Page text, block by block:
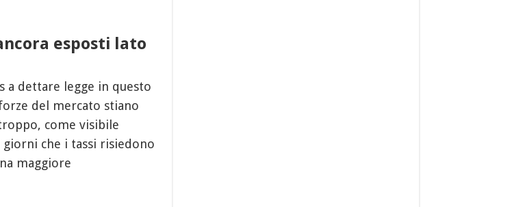
esposti lato
a dettare legge in questo
del mercato stiano
come visibile
che i tassi risiedono
maggiore